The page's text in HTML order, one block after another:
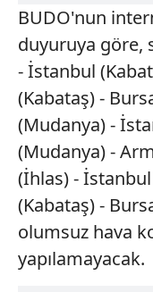
BUDO'nun
duyuruya göre,
- İstanbul
(Kabataş) -
(Mudanya) -
(Mudanya) -
(İhlas) -
(Kabataş) -
olumsuz hava
yapılamayacak.